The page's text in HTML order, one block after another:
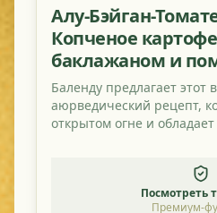
Алу-Бэйган-
Копченое
баклажаном и
Баленду предлагает этот
аюрведический рецепт,
открытом огне и
Посмотреть
Премиум-